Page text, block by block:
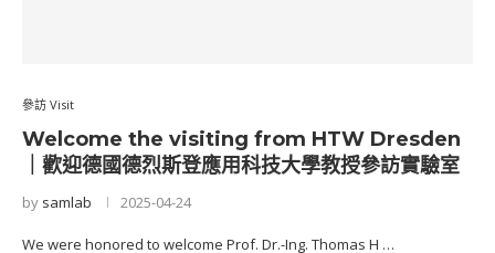
參訪 Visit
Welcome the visiting from HTW Dresden
｜歡迎德國德烈斯登應用科技大學教授參訪實驗室
by samlab 2025-04-24
We were honored to welcome Prof. Dr.-Ing. Thomas H …